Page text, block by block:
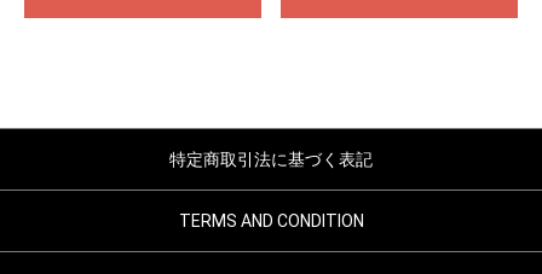
特定商取引法に基づく表記
TERMS AND CONDITION